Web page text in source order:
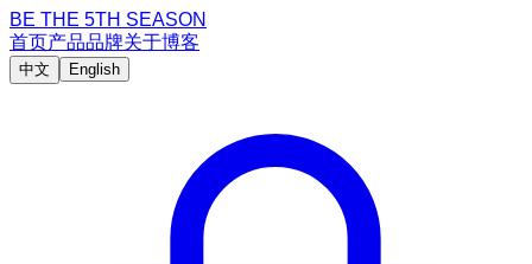
BE THE 5TH SEASON
首页产品品牌关于博客
中文 English